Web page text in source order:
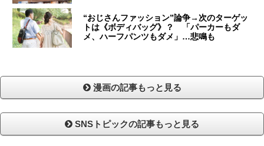
“おじさんファッション”論争→次のターゲッ
トは《ボディバッグ》？ 「パーカーもダ
メ、ハーフパンツもダメ」…悲鳴も
漫画の記事もっと見る
SNSトピックの記事もっと見る